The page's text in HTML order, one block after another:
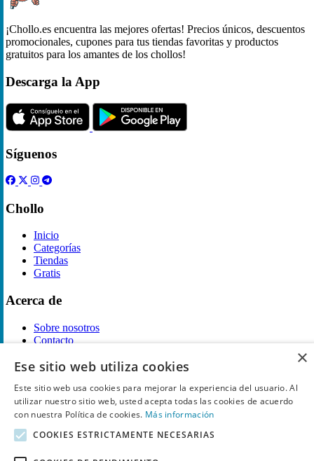
¡Chollo.es encuentra las mejores ofertas! Precios únicos, descuentos
promocionales, cupones para tus tiendas favoritas y productos
gratuitos para los amantes de los chollos!
Descarga la App
Síguenos
Chollo
Inicio
Categorías
Tiendas
Gratis
Acerca de
Sobre nosotros
Contacto
Privacidad
Declaración de cookies
Términos y condiciones
Aviso y eliminación
×
Ese sitio web utiliza cookies
Este sitio web usa cookies para mejorar la experiencia del usuario. Al
utilizar nuestro sitio web, usted acepta todas las cookies de acuerdo
con nuestra Política de cookies. Más información
COOKIES ESTRICTAMENTE NECESARIAS